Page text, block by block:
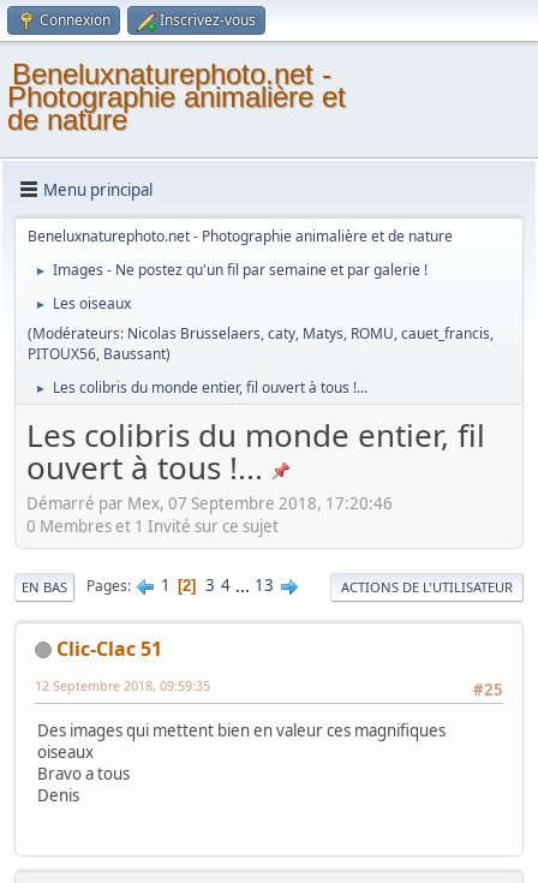
Connexion Inscrivez-vous
Beneluxnaturephoto.net -
Photographie animalière et
de nature
Menu principal
Beneluxnaturephoto.net - Photographie animalière et de nature
► Images - Ne postez qu'un fil par semaine et par galerie !
►
Les oiseaux
(Modérateurs: Nicolas Brusselaers,caty, Matys, ROMU,cauet_francis,
PITOUX56, Baussant)
► Les colibris du monde entier, fil ouvert à tous !...
Les colibris du monde entier, fil
ouvert à tous !...
Démarré par Mex, 07 Septembre 2018, 17:20:46
0 Membres et 1 Invité sur ce sujet
EN BAS Pages 1 2 3 4 ... 13 ACTIONS DE L'UTILISATEUR
Clic-Clac 51
#25
12 Septembre 2018, 09:59:35
Des images qui mettent bien en valeur ces magnifiques
oiseaux
Bravo a tous
Denis